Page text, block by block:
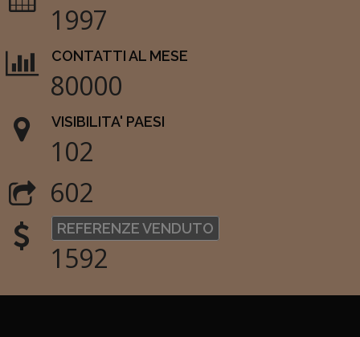
1997
CONTATTI AL MESE
80000
VISIBILITA' PAESI
102
602
REFERENZE VENDUTO
1592